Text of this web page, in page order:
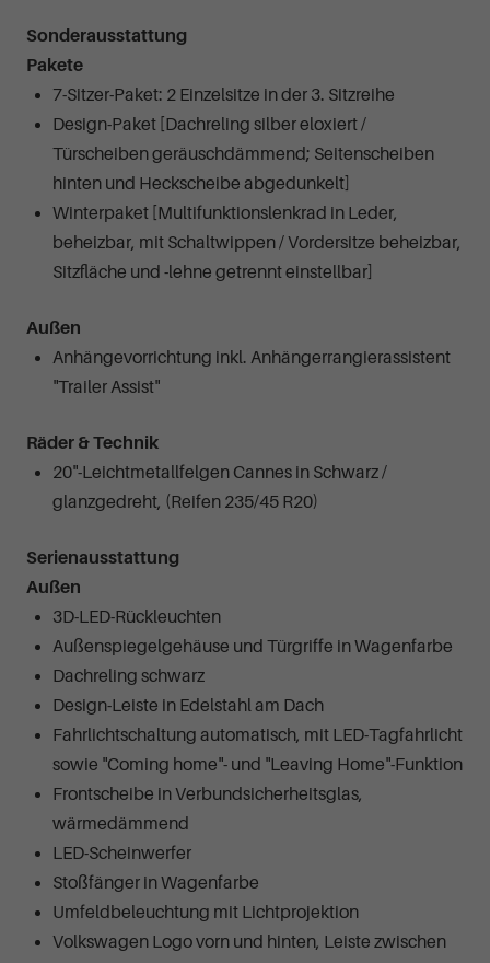
Sonderausstattung
Pakete
7-Sitzer-Paket: 2 Einzelsitze in der 3. Sitzreihe
Design-Paket [Dachreling silber eloxiert /
Türscheiben geräuschdämmend; Seitenscheiben
hinten und Heckscheibe abgedunkelt]
Winterpaket [Multifunktionslenkrad in Leder,
beheizbar, mit Schaltwippen / Vordersitze beheizbar,
Sitzfläche und -lehne getrennt einstellbar]
Außen
Anhängevorrichtung inkl. Anhängerrangierassistent
"Trailer Assist"
Räder & Technik
20"-Leichtmetallfelgen Cannes in Schwarz /
glanzgedreht, (Reifen 235/45 R20)
Serienausstattung
Außen
3D-LED-Rückleuchten
Außenspiegelgehäuse und Türgriffe in Wagenfarbe
Dachreling schwarz
Design-Leiste in Edelstahl am Dach
Fahrlichtschaltung automatisch, mit LED-Tagfahrlicht
sowie "Coming home"- und "Leaving Home"-Funktion
Frontscheibe in Verbundsicherheitsglas,
wärmedämmend
LED-Scheinwerfer
Stoßfänger in Wagenfarbe
Umfeldbeleuchtung mit Lichtprojektion
Volkswagen Logo vorn und hinten, Leiste zwischen